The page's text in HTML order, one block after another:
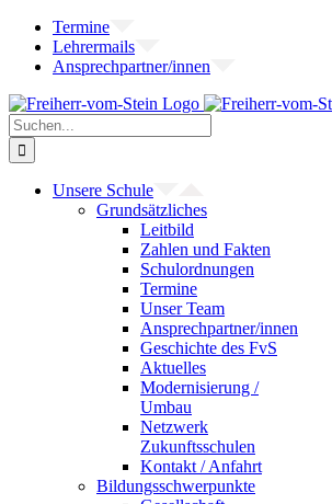
Zum
Inhalt
springen
Termine
Lehrermails
Ansprechpartner/innen
Suche
nach:
Unsere Schule
Grundsätzliches
Leitbild
Zahlen und Fakten
Schulordnungen
Termine
Unser Team
Ansprechpartner/innen
Geschichte des FvS
Aktuelles
Modernisierung /
Umbau
Netzwerk
Zukunftsschulen
Kontakt / Anfahrt
Bildungsschwerpunkte